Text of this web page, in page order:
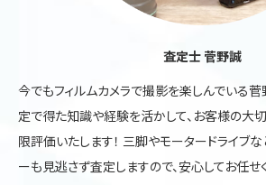
査定士 菅野誠
今でもフィルムカメラで撮影を楽しんでいる菅
定で得た知識や経験を活かして、お客様の大
限評価いたします！ 三脚やモータードライブ
ーも見逃さず査定しますので、安心してお任せ